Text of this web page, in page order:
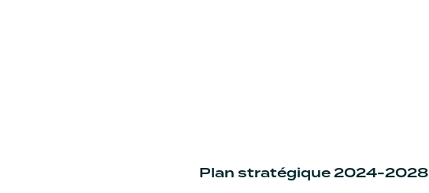
Plan stratégique 2024-2028